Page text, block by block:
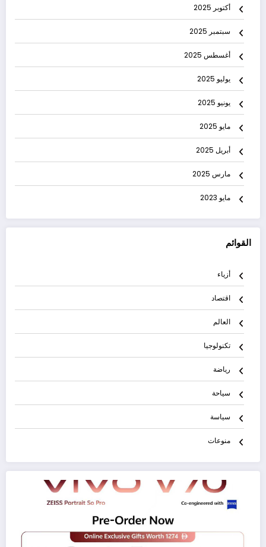
أكتوبر 2025
سبتمبر 2025
أغسطس 2025
يوليو 2025
يونيو 2025
مايو 2025
أبريل 2025
مارس 2025
مايو 2023
القوائم
أزياء
اقتصاد
العالم
تكنولوجيا
رياضة
سياحة
سياسة
منوعات